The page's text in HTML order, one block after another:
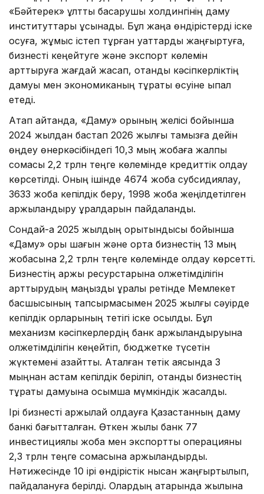
«Бәйтерек» ұлттық басқарушы холдингінің даму
институттары ұсынады. Бұл жаңа өндірістерді іске
қосуға, жұмыс істеп тұрған қуаттарды жаңғыртуға,
бизнесті кеңейтуге және экспорт көлемін
арттыруға жағдай жасап, отандық кәсіпкерліктің
дамуы мен экономиканың тұрақты өсуіне ықпал
етеді.
Атап айтқанда, «Даму» қорының желісі бойынша
2024 жылдан бастап 2026 жылғы тамызға дейін
өңдеу өнеркәсібіндегі 10,3 мың жобаға жалпы
сомасы 2,2 трлн теңге көлемінде кредиттік қолдау
көрсетілді. Оның ішінде 4674 жоба субсидиялау,
3633 жоба кепілдік беру, 1998 жоба жеңілдетілген
қаржыландыру құралдарын пайдаланды.
Сондай-ақ 2025 жылдың қорытындысы бойынша
«Даму» қоры шағын және орта бизнестің 13 мың
жобасына 2,2 трлн теңге көлемінде қолдау көрсетті.
Бизнестің қаржы ресурстарына қолжетімділігін
арттырудың маңызды құралы ретінде Мемлекет
басшысының тапсырмасымен 2025 жылғы сәуірде
кепілдік қорларының тетігі іске қосылды. Бұл
механизм кәсіпкерлердің банк қаржыландыруына
қолжетімділігін кеңейтіп, бюджетке түсетін
жүктемені азайтты. Аталған тетік аясында 3
мыңнан астам кепілдік беріліп, отандық бизнестің
тұрақты дамуына қосымша мүмкіндік жасалды.
Ірі бизнесті қаржылай қолдауға Қазақстанның даму
банкі бағытталған. Өткен жылы банк 77
инвестициялық жоба мен экспорттық операцияны
2,3 трлн теңге сомасына қаржыландырды.
Нәтижесінде 10 ірі өндірістік нысан жаңғыртылып,
пайдалануға берілді. Олардың қатарында жылына